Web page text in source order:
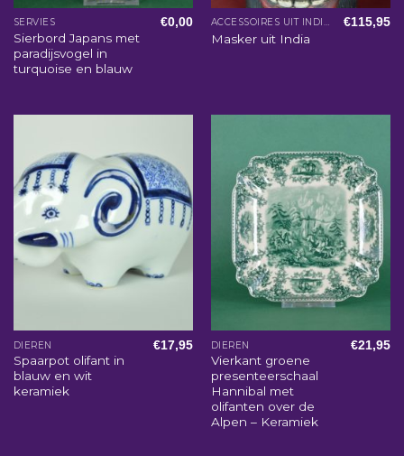
SERVIES
Sierbord Japans met
paradijsvogel in
turquoise en blauw
€0,00 ACCESSOIRES UIT INDIA
Masker uit India
€115,95
DIEREN
Spaarpot olifant in
blauw en wit
keramiek
€17,95 DIEREN
Vierkant groene
presenteerschaal
Hannibal met
olifanten over de
Alpen – Keramiek
€21,95